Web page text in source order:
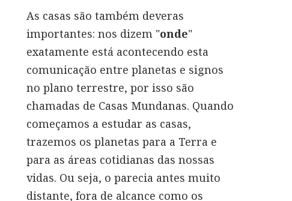
As casas são também deveras
importantes: nos dizem "onde"
exatamente está acontecendo esta
comunicação entre planetas e signos
no plano terrestre, por isso são
chamadas de Casas Mundanas. Quando
começamos a estudar as casas,
trazemos os planetas para a Terra e
para as áreas cotidianas das nossas
vidas. Ou seja, o parecia antes muito
distante, fora de alcance como os